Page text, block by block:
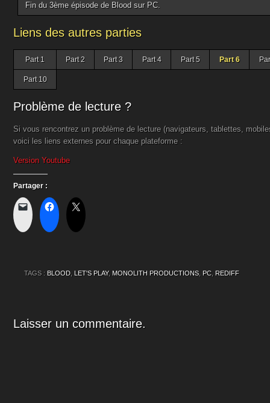
Fin du 3ème épisode de Blood sur PC.
Liens des autres parties
Part 1 Part 2 Part 3 Part 4 Part 5 Part 6
Part 10
Problème de lecture ?
Si vous rencontrez un problème de lecture (navigateurs, tablettes,
voici les liens externes pour chaque plateforme :
Version Youtube
Partager :
TAGS : BLOOD LET'S PLAY, MONOLITH PRODUCTIONS, PC REDIFF
Laisser un commentaire.